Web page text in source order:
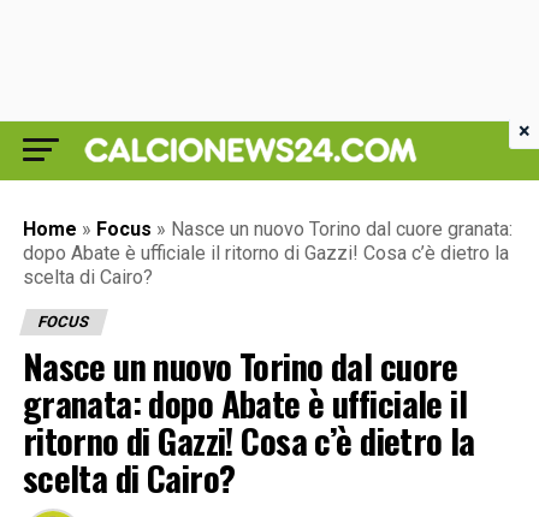
Home » Focus » Nasce un nuovo Torino dal cuore granata:
dopo Abate è ufficiale il ritorno di Gazzi! Cosa c’è dietro la
scelta di Cairo?
FOCUS
Nasce un nuovo Torino dal cuore
granata: dopo Abate è ufficiale il
ritorno di Gazzi! Cosa c’è dietro la
scelta di Cairo?
×